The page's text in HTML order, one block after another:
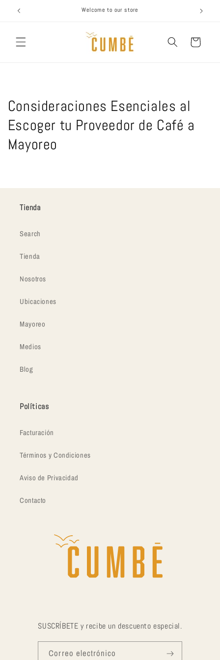
Ir
directamente
Welcome to our store
Carrito
Consideraciones Esenciales al
Escoger tu Proveedor de Café a
Mayoreo
Tienda
Search
Tienda
Nosotros
Ubicaciones
Mayoreo
Medios
Blog
Políticas
Facturación
Términos y Condiciones
Aviso de Privacidad
Contacto
SUSCRÍBETE y recibe un descuento especial.
Correo electrónico